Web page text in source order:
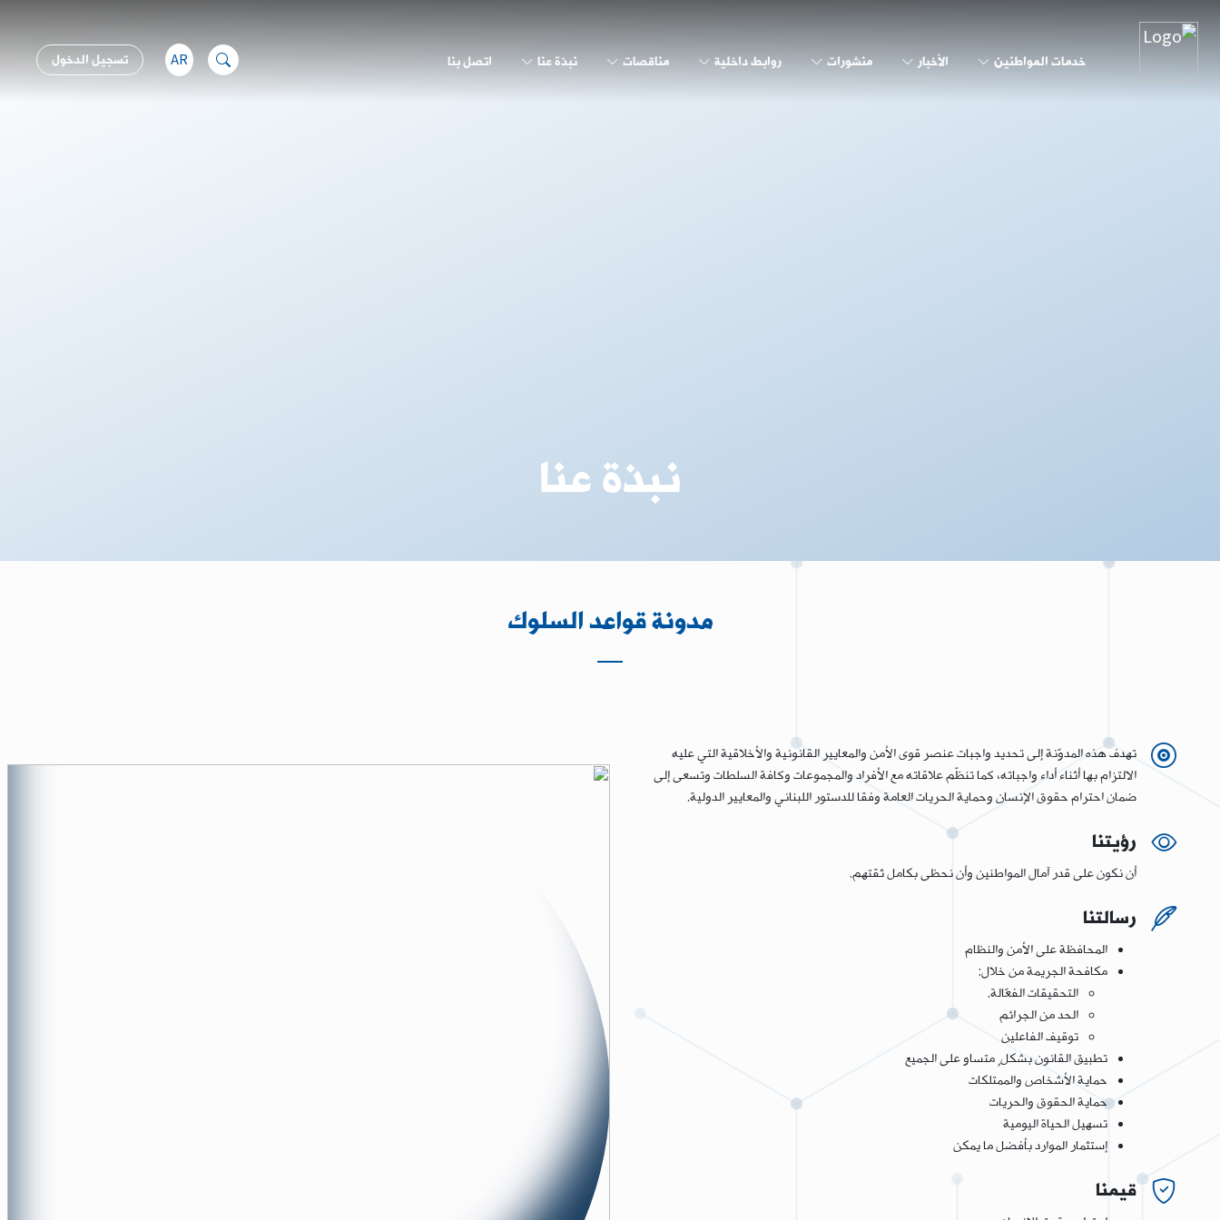
خدمات المواطنين الأخبار منشورات روابط داخلية مناقصات نبذة عنا اتصل بنا AR تسجيل الدخول
نبذة عنا
مدونة قواعد السلوك
تهدف هذه المدوّنة إلى تحديد واجبات عنصر قوى الأمن والمعايير القانونية والأخلاقية التي عليه
الالتزام بها أثناء أداء واجباته، كما تنظّم علاقاته مع الأفراد والمجموعات وكافة السلطات وتسعى إلى
ضمان احترام حقوق الإنسان وحماية الحريات العامة وفقا للدستور اللبناني والمعايير الدولية.
رؤيتنا
أن نكون على قدر آمال المواطنين وأن نحظى بكامل ثقتهم.
رسالتنا
المحافظة على الأمن والنظام
مكافحة الجريمة من خلال:
التحقيقات الفعّالة.
الحد من الجرائم
توقيف الفاعلين
تطبيق القانون بشكل ٍ متساو على الجميع
حماية الأشخاص والممتلكات
حماية الحقوق والحريات
تسهيل الحياة اليومية
إستثمار الموارد بأفضل ما يمكن
قيمنا